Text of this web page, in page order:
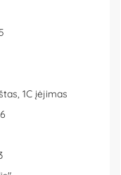
1C įėjimas